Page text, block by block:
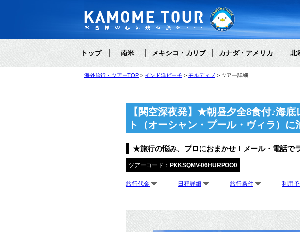
トップ 南米 メキシコ・カリブ カナダ・アメリカ 北
海外旅行・ツアーTOP インド洋ビーチ モルディブ ツアー詳細
【関空深夜発】★朝昼夕全8食付♪海
ト（オーシャン・プール・ヴィラ）
★旅行の悩み、プロにおまかせ！メール・電話で
ツアーコード： PKKSQMV-06HURPOO0
旅行代金 日程詳細 旅行条件 利用